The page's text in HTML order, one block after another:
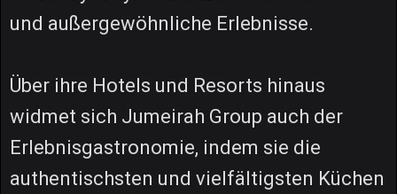
und außergewöhnliche Erlebnisse.
Über ihre Hotels und Resorts hinaus
widmet sich Jumeirah Group auch der
Erlebnisgastronomie, indem sie die
authentischsten und vielfältigsten Küchen